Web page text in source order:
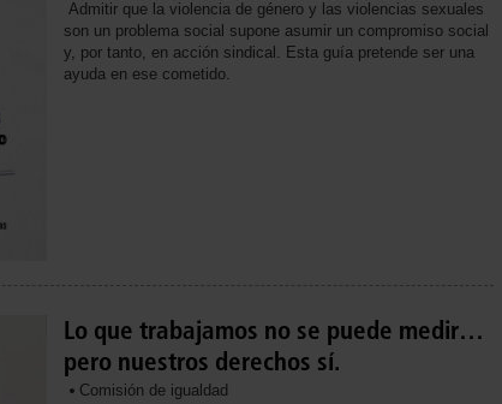
Admitir que la violencia de género y las violencias sexuales
son un problema social supone asumir un compromiso social
y, por tanto, en acción sindical. Esta guía pretende ser una
ayuda en ese cometido.
Lo que trabajamos no se puede medir…
pero nuestros derechos sí.
Comisión de igualdad